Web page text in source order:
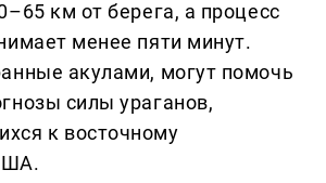
км от берега, а процесс
менее пяти минут.
акулами, могут помочь
силы ураганов,
к восточному